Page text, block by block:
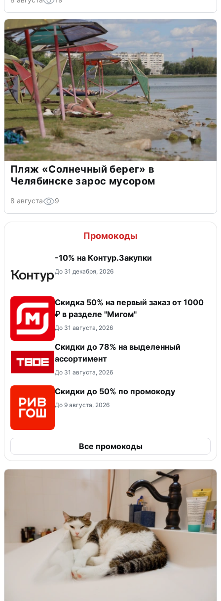
Пляж «Солнечный берег» в
Челябинске зарос мусором
8 августа 9
Промокоды
-10% на Контур.Закупки
До 31 декабря, 2026
Скидка 50% на первый заказ от 1000
₽ в разделе "Мигом"
До 31 августа, 2026
Скидки до 78% на выделенный
ассортимент
До 31 августа, 2026
Скидки до 50% по промокоду
До 9 августа, 2026
Все промокоды